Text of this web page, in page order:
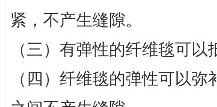
紧，不产生缝隙。
（三）有弹性的纤维毯可以
（四）纤维毯的弹性可以